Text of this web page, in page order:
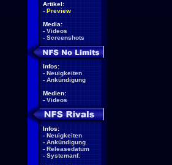
Artikel:
- Preview
Media:
- Videos
- Screenshots
Infos:
- Neuigkeiten
- Ankündigung
Medien:
- Videos
Infos:
- Neuigkeiten
- Ankündigung
- Releasedatum
- Systemanf.